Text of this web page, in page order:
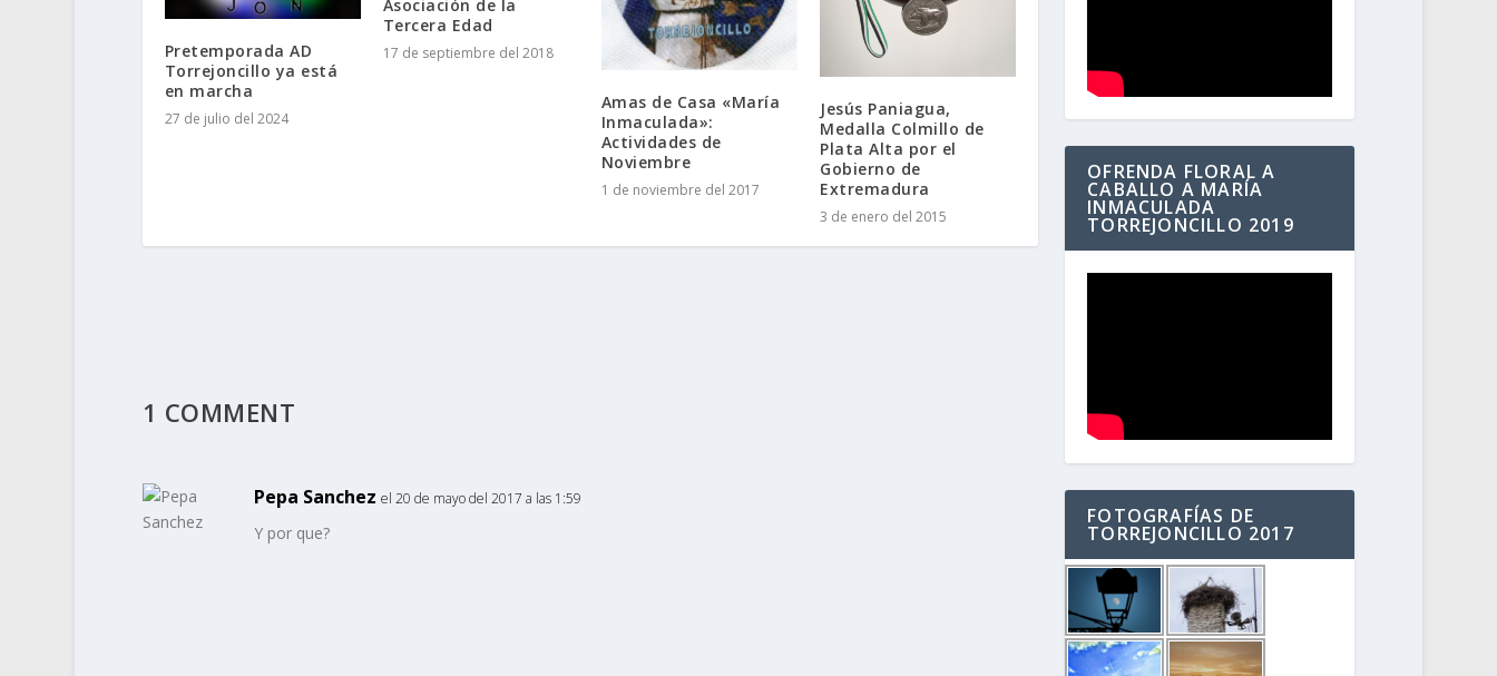
Pretemporada AD
Torrejoncillo ya está
en marcha
27 de julio del 2024
Asociación de la
Tercera Edad
17 de septiembre del 2018
Amas de Casa «María
Inmaculada»:
Actividades de
Noviembre
1 de noviembre del 2017
Jesús Paniagua,
Medalla Colmillo de
Plata Alta por el
Gobierno de
Extremadura
3 de enero del 2015
1 COMMENT
Pepa Sanchez el 20 de mayo del 2017 a las 1:59
Y por que?
OFRENDA FLORAL A
CABALLO A MARÍA
INMACULADA
TORREJONCILLO 2019
FOTOGRAFÍAS DE
TORREJONCILLO 2017